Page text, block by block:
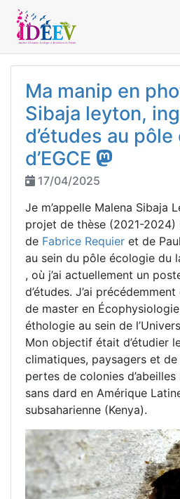
Ma manip en
Sibaja leyton,
d’études au
d’EGCE
17/04/2025
Je m’appelle Malena Sibaja
projet de thèse (2021-2024)
de Fabrice Requier et de
au sein du pôle écologie du
, où j’ai actuellement un
d’études. J’ai
de master en
éthologie au sein de
Mon objectif était d’étudier
climatiques, paysagers et
pertes de colonies
sans dard en Amérique
subsaharienne (Kenya).